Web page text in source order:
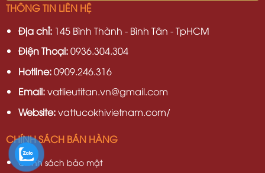
THÔNG TIN LIÊN HỆ
Địa chỉ:145 Bình Thành - Bình Tân - TpHCM
Điện Thoại:0936.304.304
Hotline:0909.246.316
Email:vatlieutitan.vn@gmail.com
Website:vattucokhivietnam.com/
CHÍNH SÁCH BÁN HÀNG
Chính sách bảo mật